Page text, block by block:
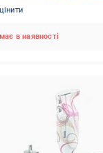
в наявності